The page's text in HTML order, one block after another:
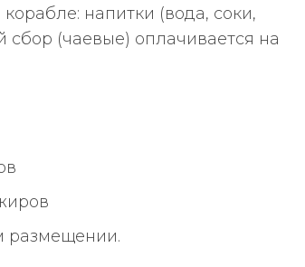
напитки (вода, соки,
сбор (чаевые) оплачивается на
размещении.